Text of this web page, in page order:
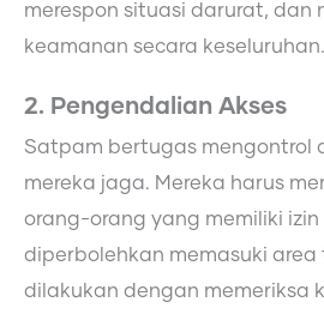
merespon situasi darurat, dan
keamanan secara keseluruhan.
2. Pengendalian Akses
Satpam bertugas mengontrol
mereka jaga. Mereka harus
orang-orang yang memiliki izin
diperbolehkan memasuki area
dilakukan dengan memeriksa